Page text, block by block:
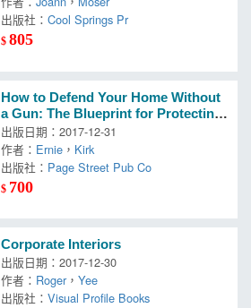
出版社：Cool Springs Pr
$805
How to Defend Your Home Without
a Gun: The Blueprint for Protecting
Your Family and Securing Your Ho
me Against Intruders
出版日期：2017-12-31
作者： Ernie ， Kirk
出版社： Page Street Pub Co
$ 700
Corporate Interiors
出版日期：2017-12-30
作者： Roger ，Yee
出版社：Visual Profile Books